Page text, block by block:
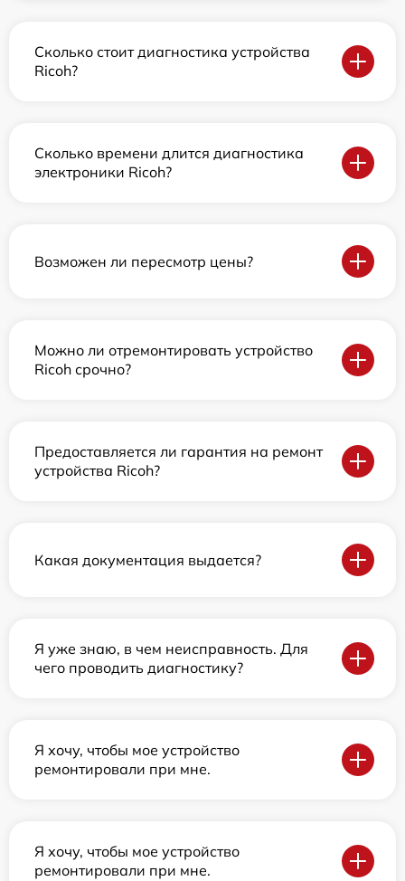
Сколько стоит диагностика устройства
Ricoh?
Сколько времени длится диагностика
электроники Ricoh?
Возможен ли пересмотр цены?
Можно ли отремонтировать устройство
Ricoh срочно?
Предоставляется ли гарантия на ремонт
устройства Ricoh?
Какая документация выдается?
Я уже знаю, в чем неисправность. Для
чего проводить диагностику?
Я хочу, чтобы мое устройство
ремонтировали при мне.
Я хочу, чтобы мое устройство
ремонтировали при мне.